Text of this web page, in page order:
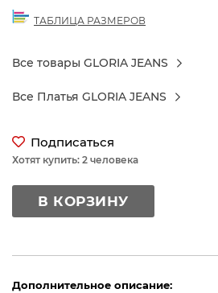
ТАБЛИЦА РАЗМЕРОВ
Все товары GLORIA JEANS
Все Платья GLORIA JEANS
Подписаться
Хотят купить: 2 человека
В КОРЗИНУ
Дополнительное описание: